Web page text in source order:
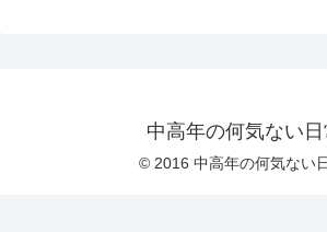
中高年の何気ない日
© 2016 中高年の何気ない